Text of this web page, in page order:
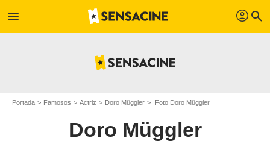
menu profil search
Portada Famosos Actriz Doro Müggler Foto Doro Müggler
Doro Müggler